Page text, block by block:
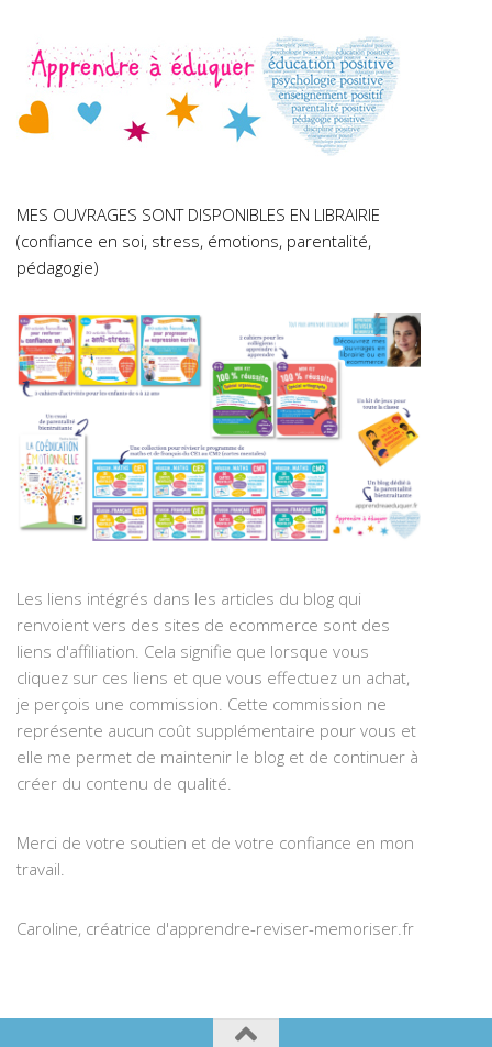
MES OUVRAGES SONT DISPONIBLES EN LIBRAIRIE
(confiance en soi, stress, émotions, parentalité,
pédagogie)
Les liens intégrés dans les articles du blog qui
renvoient vers des sites de ecommerce sont des
liens d'affiliation. Cela signifie que lorsque vous
cliquez sur ces liens et que vous effectuez un achat,
je perçois une commission. Cette commission ne
représente aucun coût supplémentaire pour vous et
elle me permet de maintenir le blog et de continuer à
créer du contenu de qualité.
Merci de votre soutien et de votre confiance en mon
travail.
Caroline, créatrice d'apprendre-reviser-memoriser.fr